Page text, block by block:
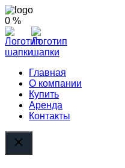
0 %
Главная
О компании
Купить
Аренда
Контакты